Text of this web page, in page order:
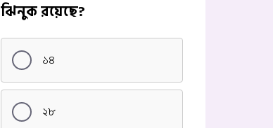
ঝিনুক রয়েছে?
১৪
২৮